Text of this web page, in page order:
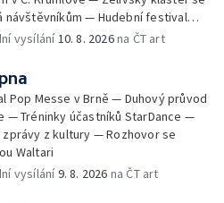
návštěvníkům — Hudební festival
— Fat Dog na Pop Messe
vysílání10. 8. 2026na ČT art
Pop Messe v Brně — Duhový průvod
— Tréninky účastníků StarDance —
z kultury — Rozhovor se
Waltari
vysílání9. 8. 2026 na ČT art